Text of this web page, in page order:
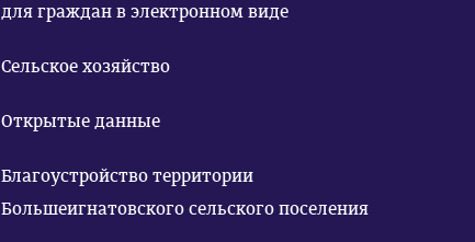
для граждан в электронном виде
Сельское хозяйство
Открытые данные
Благоустройство территории
Большеигнатовского сельского поселения